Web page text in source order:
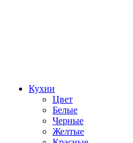
Кухни
Цвет
Белые
Черные
Желтые